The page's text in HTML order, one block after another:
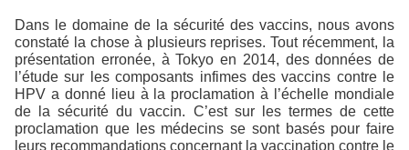
Dans le domaine de la sécurité des vaccins, nous avons
constaté la chose à plusieurs reprises. Tout récemment, la
présentation erronée, à Tokyo en 2014, des données de
l’étude sur les composants infimes des vaccins contre le
HPV a donné lieu à la proclamation à l’échelle mondiale
de la sécurité du vaccin. C’est sur les termes de cette
proclamation que les médecins se sont basés pour faire
leurs recommandations concernant la vaccination contre le